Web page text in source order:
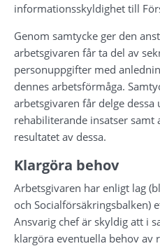
informationsskyldighet till
Genom samtycke ger den
arbetsgivaren får ta del av
personuppgifter med
dennes arbetsförmåga.
arbetsgivaren får delge
rehabiliterande insatser samt
resultatet av dessa.
Klargöra behov
Arbetsgivaren har enligt lag
och Socialförsäkringsbalken)
Ansvarig chef är skyldig att i
klargöra eventuella behov av